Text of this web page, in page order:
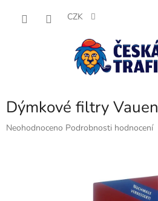
CZK
Dýmkové filtry
Průměrné
Neohodnoceno Podrobnosti hodnocení